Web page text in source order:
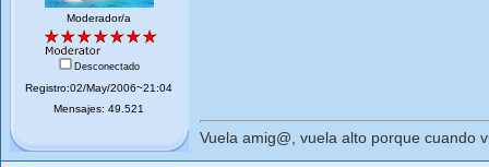
Moderador/a
Desconectado
Registro:02/May/2006~21:04
Mensajes: 49.521
Vuela amig@, vuela alto porque cuando